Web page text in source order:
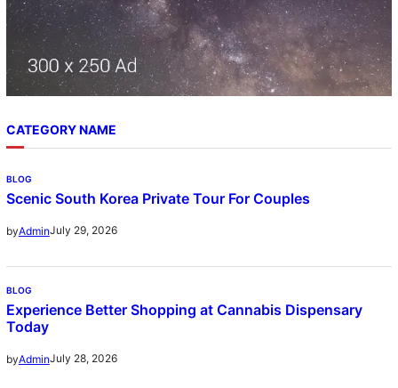
CATEGORY NAME
BLOG
Scenic South Korea Private Tour For Couples
byAdminJuly 29, 2026
BLOG
Experience Better Shopping at Cannabis Dispensary
Today
byAdminJuly 28, 2026